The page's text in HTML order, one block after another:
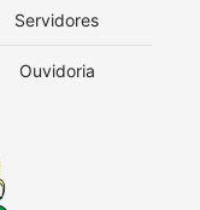
Servidores
Ouvidoria